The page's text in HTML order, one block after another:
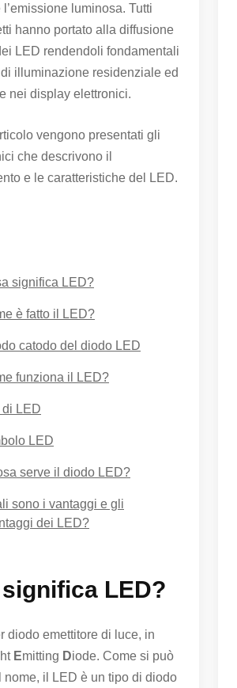
luminosa. Tutti
hanno portato alla diffusione
LED rendendoli fondamentali
illuminazione residenziale ed
nei display elettronici.
vengono presentati gli
che descrivono il
e le caratteristiche del LED.
significa LED?
è fatto il LED?
catodo del diodo LED
funziona il LED?
LED
LED
serve il diodo LED?
sono i vantaggi e gli
dei LED?
LED?
diodo emettitore di luce, in
Emitting Diode. Come si può
nome, il LED è un tipo di diodo